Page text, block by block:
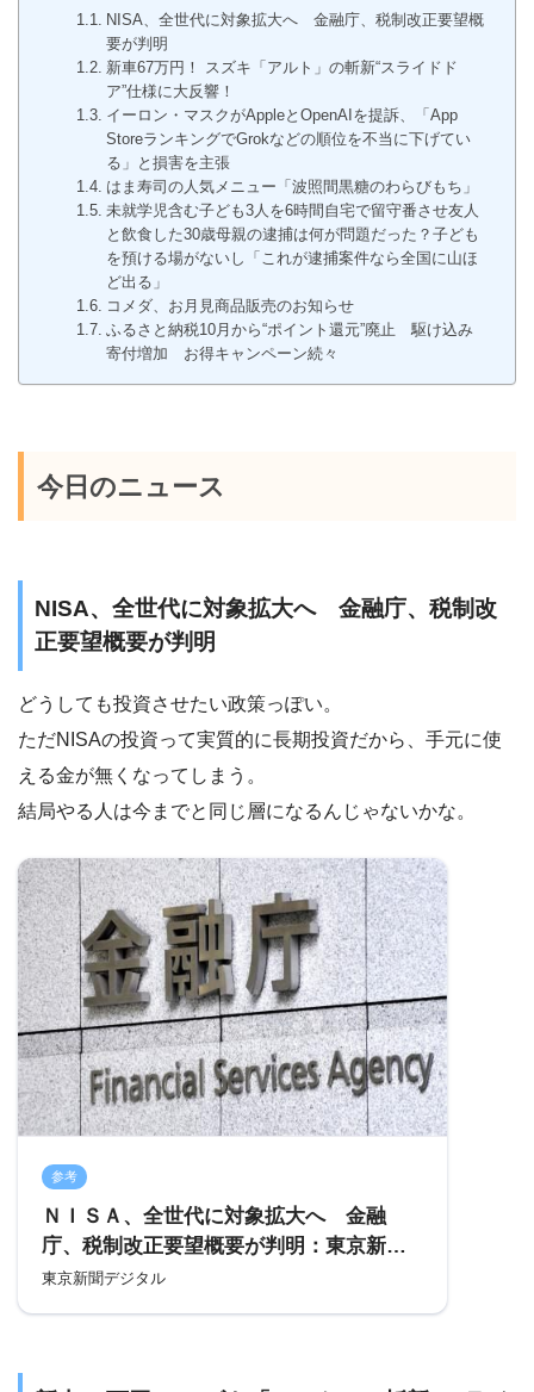
NISA、全世代に対象拡大へ 金融庁、税制改正要望概
要が判明
新車67万円！ スズキ「アルト」の斬新“スライドド
ア”仕様に大反響！
イーロン・マスクがAppleとOpenAIを提訴、「App
StoreランキングでGrokなどの順位を不当に下げてい
る」と損害を主張
はま寿司の人気メニュー「波照間黒糖のわらびもち」
未就学児含む子ども3人を6時間自宅で留守番させ友人
と飲食した30歳母親の逮捕は何が問題だった？子ども
を預ける場がないし「これが逮捕案件なら全国に山ほ
ど出る」
コメダ、お月見商品販売のお知らせ
ふるさと納税10月から“ポイント還元”廃止 駆け込み
寄付増加 お得キャンペーン続々
今日のニュース
NISA、全世代に対象拡大へ 金融庁、税制改
正要望概要が判明
どうしても投資させたい政策っぽい。
ただNISAの投資って実質的に長期投資だから、手元に使
える金が無くなってしまう。
結局やる人は今までと同じ層になるんじゃないかな。
参考
ＮＩＳＡ、全世代に対象拡大へ 金融
庁、税制改正要望概要が判明：東京新聞
デジタル
東京新聞デジタル